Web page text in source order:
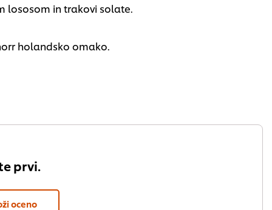
lososom in trakovi solate.
holandsko omako.
prvi.
oceno